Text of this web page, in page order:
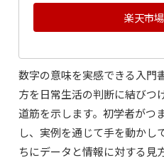
楽天市
数字の意味を実感できる入門
方を日常生活の判断に結びつ
道筋を示します。初学者がつ
し、実例を通じて手を動かし
ちにデータと情報に対する見